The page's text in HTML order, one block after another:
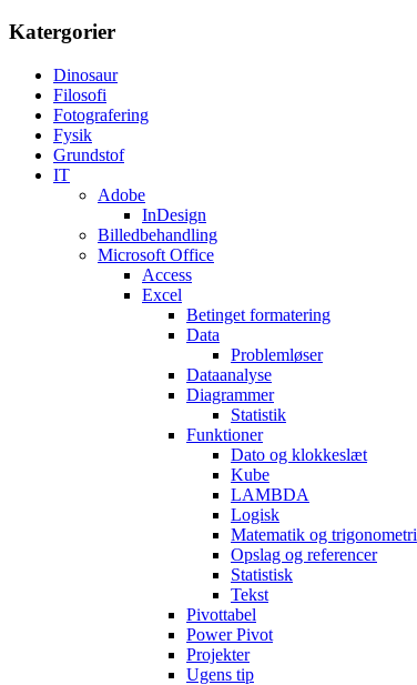
Katergorier
Dinosaur
Filosofi
Fotografering
Fysik
Grundstof
IT
Adobe
InDesign
Billedbehandling
Microsoft Office
Access
Excel
Betinget formatering
Data
Problemløser
Dataanalyse
Diagrammer
Statistik
Funktioner
Dato og klokkeslæt
Kube
LAMBDA
Logisk
Matematik og trigonometri
Opslag og referencer
Statistisk
Tekst
Pivottabel
Power Pivot
Projekter
Ugens tip